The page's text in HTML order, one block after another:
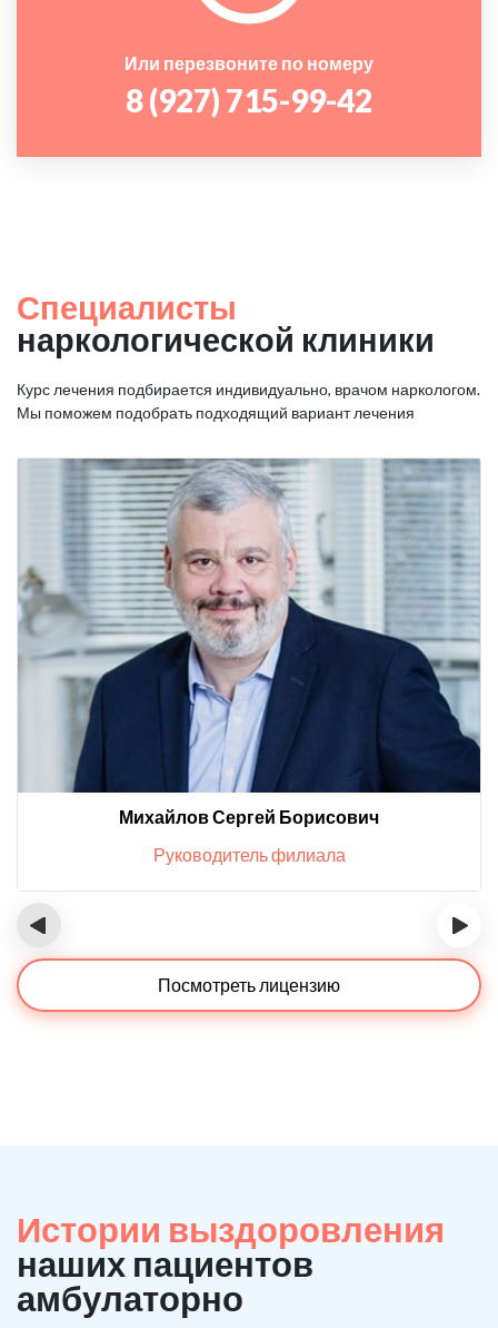
Или перезвоните по номеру
8 (927) 715-99-42
Специалисты
наркологической клиники
Курс лечения подбирается индивидуально, врачом наркологом.
Мы поможем подобрать подходящий вариант лечения
Михайлов Сергей Борисович
Руководитель филиала
‹ ›
Посмотреть лицензию
Истории выздоровления
наших пациентов
амбулаторно